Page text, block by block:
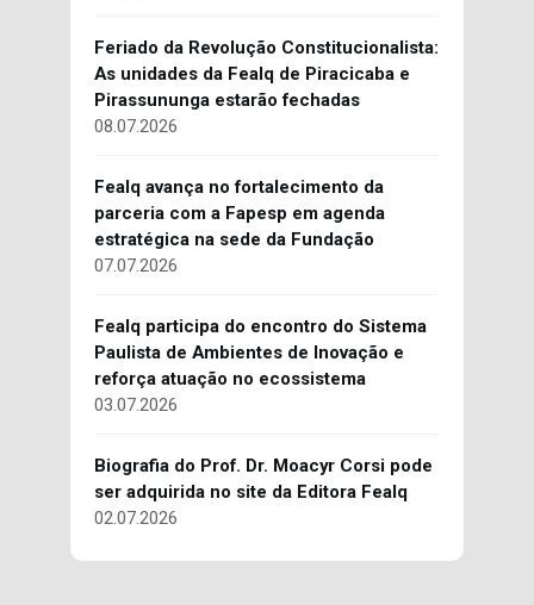
Feriado da Revolução Constitucionalista:
As unidades da Fealq de Piracicaba e
Pirassununga estarão fechadas
08.07.2026
Fealq avança no fortalecimento da
parceria com a Fapesp em agenda
estratégica na sede da Fundação
07.07.2026
Fealq participa do encontro do Sistema
Paulista de Ambientes de Inovação e
reforça atuação no ecossistema
03.07.2026
Biografia do Prof. Dr. Moacyr Corsi pode
ser adquirida no site da Editora Fealq
02.07.2026